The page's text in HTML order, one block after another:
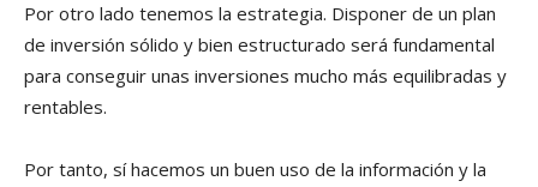
Por otro lado tenemos la estrategia. Disponer de un plan
de inversión sólido y bien estructurado será fundamental
para conseguir unas inversiones mucho más equilibradas y
rentables.
Por tanto, sí hacemos un buen uso de la información y la